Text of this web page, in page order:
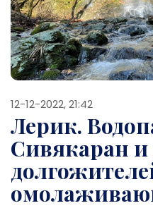
12-12-2022, 21:42
Лерик.
Сивякаран